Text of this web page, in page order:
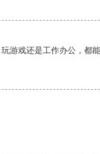
游戏还是工作办公，都